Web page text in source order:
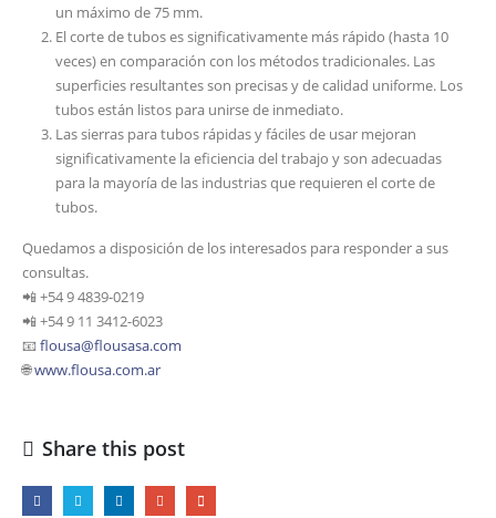
un máximo de 75 mm.
El corte de tubos es significativamente más rápido (hasta 10
veces) en comparación con los métodos tradicionales. Las
superficies resultantes son precisas y de calidad uniforme. Los
tubos están listos para unirse de inmediato.
Las sierras para tubos rápidas y fáciles de usar mejoran
significativamente la eficiencia del trabajo y son adecuadas
para la mayoría de las industrias que requieren el corte de
tubos.
Quedamos a disposición de los interesados para responder a sus
consultas.
📲 +54 9 4839-0219
📲 +54 9 11 3412-6023
📧flousa@flousasa.com
🌐www.flousa.com.ar
Share this post